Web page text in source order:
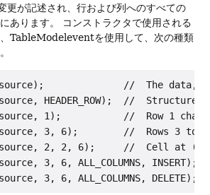
が記述され、行および列へのすべての
あります。
コンストラクタで使用される
TableModeleventを使用して、次の種類
//  The data,
HEADER_ROW);  //  Structure
1);           //  Row 1
3, 6);        //  Rows 3 to 6
2, 2, 6);     //  Cell at (2,
3, 6, ALL_COLUMNS,